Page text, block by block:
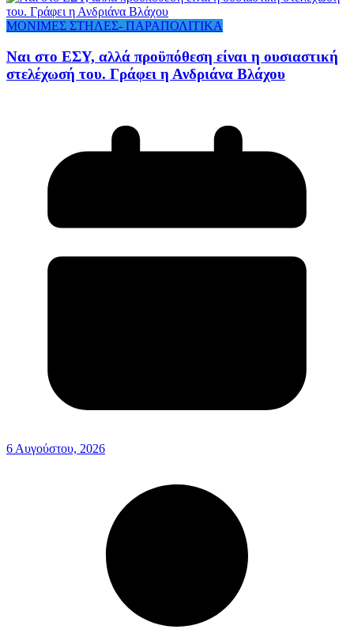
ΜΟΝΙΜΕΣ ΣΤΗΛΕΣ- ΠΑΡΑΠΟΛΙΤΙΚΑ
Ναι στο ΕΣΥ, αλλά προϋπόθεση είναι η ουσιαστική
στελέχωσή του. Γράφει η Ανδριάνα Βλάχου
6 Αυγούστου, 2026